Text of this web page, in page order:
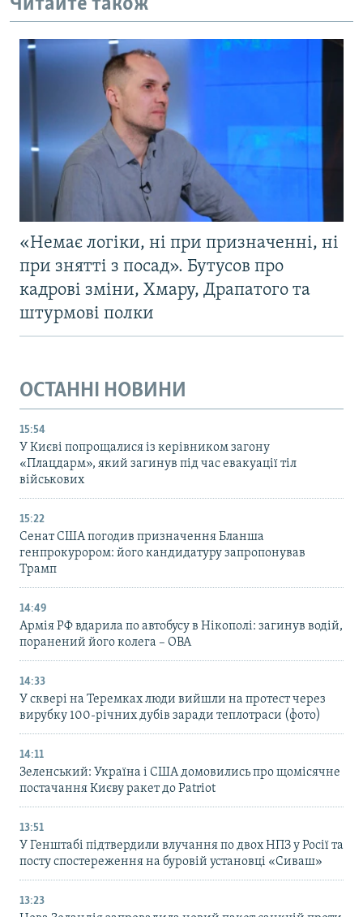
«Немає логіки, ні при призначенні, ні
при знятті з посад». Бутусов про
кадрові зміни, Хмару, Драпатого та
штурмові полки
ОСТАННІ НОВИНИ
15:54
У Києві попрощалися із керівником загону
«Плацдарм», який загинув під час евакуації тіл
військових
15:22
Сенат США погодив призначення Бланша
генпрокурором: його кандидатуру запропонував
Трамп
14:49
Армія РФ вдарила по автобусу в Нікополі: загинув водій,
поранений його колега – ОВА
14:33
У сквері на Теремках люди вийшли на протест через
вирубку 100-річних дубів заради теплотраси (фото)
14:11
Зеленський: Україна і США домовились про щомісячне
постачання Києву ракет до Patriot
13:51
У Генштабі підтвердили влучання по двох НПЗ у Росії та
посту спостереження на буровій установці «Сиваш»
13:23